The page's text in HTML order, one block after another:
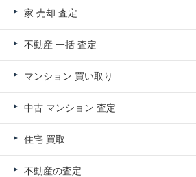
家 売却 査定
不動産 一括 査定
マンション 買い取り
中古 マンション 査定
住宅 買取
不動産の査定